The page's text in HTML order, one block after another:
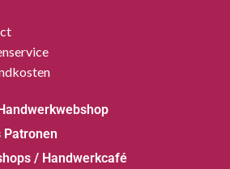
Patronen
/ Handwerkcafé